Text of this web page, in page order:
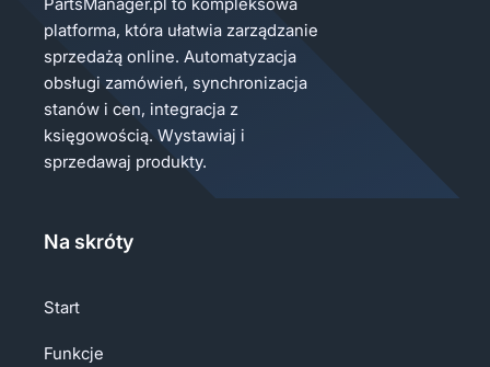
platforma, która ułatwia zarządzanie
sprzedażą online. Automatyzacja
obsługi zamówień, synchronizacja
stanów i cen, integracja z
księgowością. Wystawiaj i
sprzedawaj produkty.
Na skróty
Start
Funkcje